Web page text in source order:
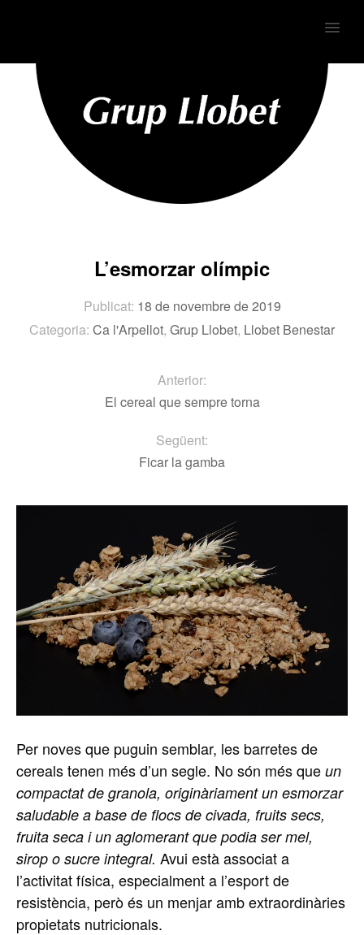
MENU
Per noves que puguin semblar, les barretes de
cereals tenen més d’un segle. No són més que un
compactat de granola, originàriament un esmorzar
saludable a base de flocs de civada, fruits secs,
fruita seca i un aglomerant que podia ser mel,
sirop o sucre integral. Avui està associat a
l’activitat física, especialment a l’esport de
resistència, però és un menjar amb extraordinàries
propietats nutricionals.
L’esmorzar olímpic
Publicat: 18 de novembre de 2019
Categoria: Ca l'Arpellot, Grup Llobet, Llobet Benestar
Anterior:
El cereal que sempre torna
Següent:
Ficar la gamba